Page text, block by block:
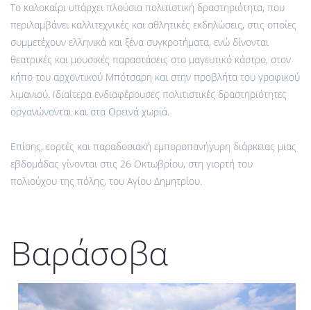
Το καλοκαίρι υπάρχει πλούσια πολιτιστική δραστηριότητα, που
περιλαμβάνει καλλιτεχνικές και αθλητικές εκδηλώσεις, στις οποίες
συμμετέχουν ελληνικά και ξένα συγκροτήματα, ενώ δίνονται
θεατρικές και μουσικές παραστάσεις στο μαγευτικό κάστρο, στον
κήπο του αρχοντικού Μπότσαρη και στην προβλήτα του γραφικού
λιμανιού. Ιδιαίτερα ενδιαφέρουσες πολιτιστικές δραστηριότητες
οργανώνονται και στα Ορεινά χωριά.
Επίσης, εορτές και παραδοσιακή εμποροπανήγυρη διάρκειας μιας
εβδομάδας γίνονται στις 26 Οκτωβρίου, στη γιορτή του
πολιούχου της πόλης, του Αγίου Δημητρίου.
Βαράσοβα